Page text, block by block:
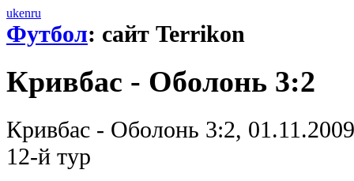
ukenru
Футбол: сайт Terrikon
Кривбас - Оболонь 3:2
Кривбас - Оболонь 3:2,
12-й тур